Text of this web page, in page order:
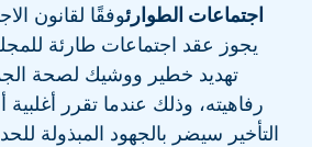
اجتماعات الطوارئوفقًا لقانون
يجوز عقد اجتماعات طارئة
تهديد خطير ووشيك لصحة
رفاهيته، وذلك عندما تقرر
التأخير سيضر بالجهود المبذولة